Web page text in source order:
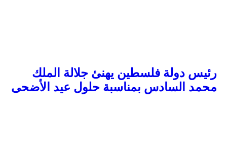
رئيس دولة فلسطين يهنئ جلالة الملك
محمد السادس بمناسبة حلول عيد الأضحى